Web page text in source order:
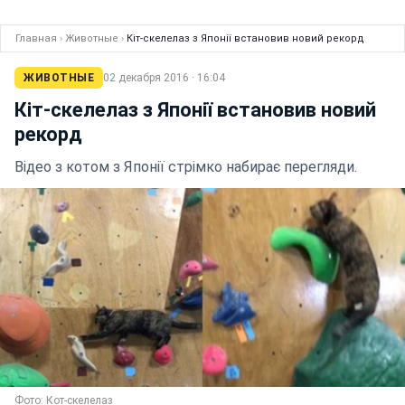
Главная › Животные › Кіт-скелелаз з Японії встановив новий рекорд
ЖИВОТНЫЕ 02 декабря 2016 · 16:04
Кіт-скелелаз з Японії встановив новий
рекорд
Відео з котом з Японії стрімко набирає перегляди.
Фото: Кот-скелелаз